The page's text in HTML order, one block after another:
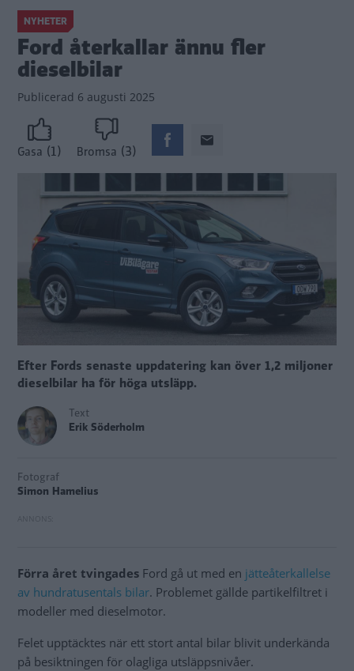
NYHETER
Ford återkallar ännu fler
dieselbilar
Publicerad 6 augusti 2025
Gasa (1) Bromsa (3)
Efter Fords senaste uppdatering kan över 1,2 miljoner
dieselbilar ha för höga utsläpp.
Text
Erik Söderholm
Fotograf
Simon Hamelius
Förra året tvingades Ford gå ut med en jätteåterkallelse
av hundratusentals bilar. Problemet gällde partikelfiltret i
modeller med dieselmotor.
Felet upptäcktes när ett stort antal bilar blivit underkända
på besiktningen för olagliga utsläppsnivåer.